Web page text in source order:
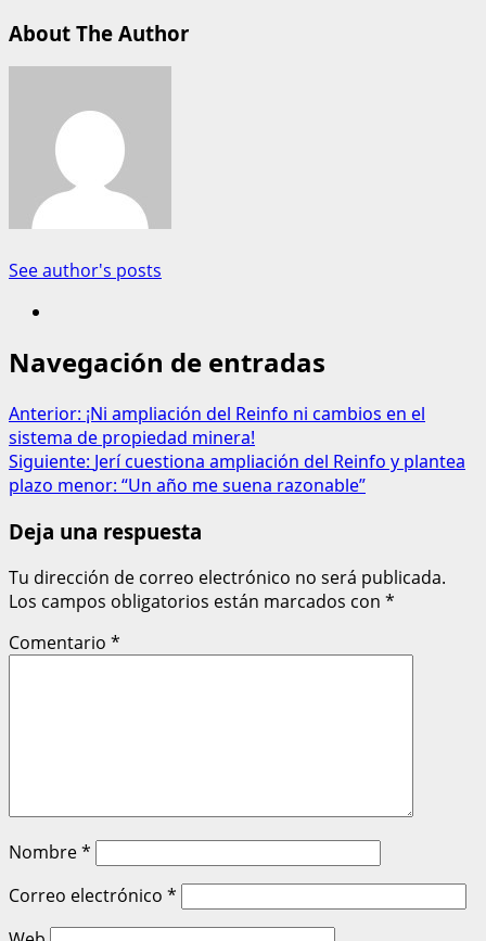
About The Author
See author's posts
Navegación de entradas
Anterior: ¡Ni ampliación del Reinfo ni cambios en el
sistema de propiedad minera!
Siguiente: Jerí cuestiona ampliación del Reinfo y plantea
plazo menor: “Un año me suena razonable”
Deja una respuesta
Tu dirección de correo electrónico no será publicada.
Los campos obligatorios están marcados con *
Comentario *
Nombre*
Correo electrónico *